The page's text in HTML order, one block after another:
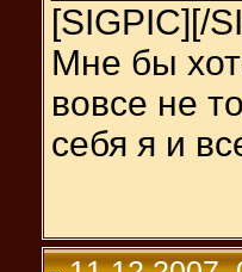
[SIGPIC][/
Мне бы
вовсе не
себя я и